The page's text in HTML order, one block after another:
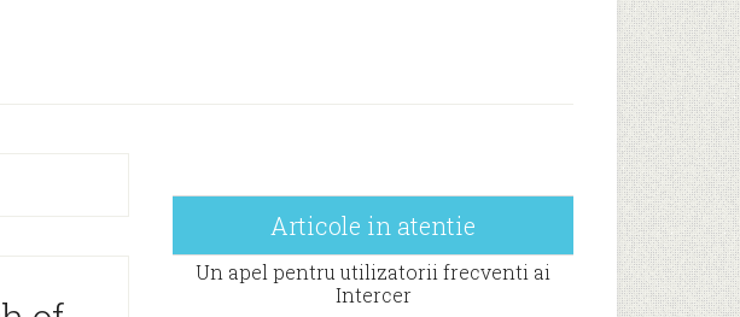
Articole in atentie
Un apel pentru utilizatorii frecventi ai
Intercer